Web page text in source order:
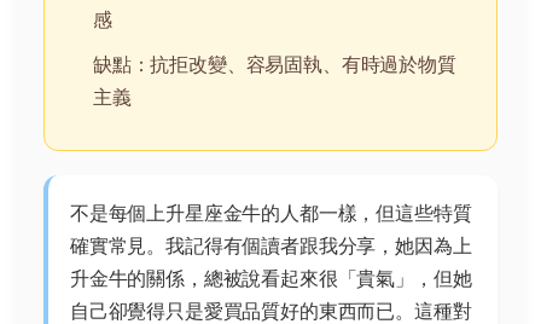
感
缺點：抗拒改變、容易固執、有時過於物質
主義
不是每個上升星座金牛的人都一樣，但這些特質
確實常見。我記得有個讀者跟我分享，她因為上
升金牛的關係，總被說看起來很「貴氣」，但她
自己卻覺得只是愛買品質好的東西而已。這種對